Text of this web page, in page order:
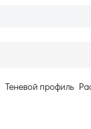
Теневой профиль